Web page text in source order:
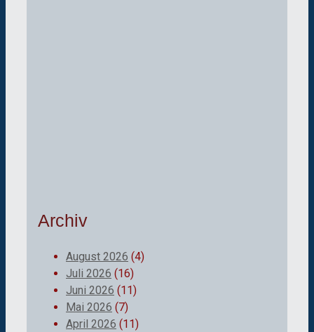
Archiv
August 2026 (4)
Juli 2026 (16)
Juni 2026 (11)
Mai 2026 (7)
April 2026 (11)